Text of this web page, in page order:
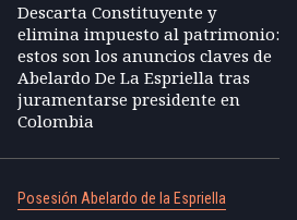
Descarta Constituyente y
elimina impuesto al patrimonio:
estos son los anuncios claves de
Abelardo De La Espriella tras
juramentarse presidente en
Colombia
Posesión Abelardo de la Espriella